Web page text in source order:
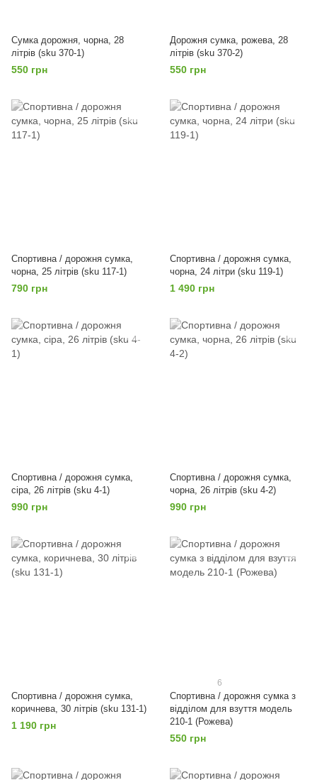
Сумка дорожня, чорна, 28
літрів (sku 370-1)
550 грн
Дорожня сумка, рожева, 28
літрів (sku 370-2)
550 грн
Спортивна / дорожня сумка,
чорна, 25 літрів (sku 117-1)
790 грн
Спортивна / дорожня сумка,
чорна, 24 літри (sku 119-1)
1 490 грн
Спортивна / дорожня сумка,
сіра, 26 літрів (sku 4-1)
990 грн
Спортивна / дорожня сумка,
чорна, 26 літрів (sku 4-2)
990 грн
Спортивна / дорожня сумка,
коричнева, 30 літрів (sku 131-1)
1 190 грн
6
Спортивна / дорожня сумка з
відділом для взуття модель
210-1 (Рожева)
550 грн